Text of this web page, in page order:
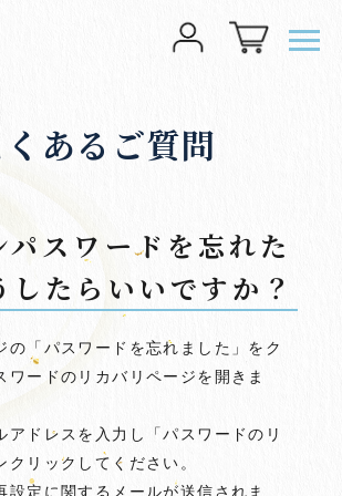
メニ
ログインパスワードを忘れた場合どうしたらい
くあるご質問
パスワードを忘れた
したらいいですか？
の「パスワードを忘れました」をク
ワードのリカバリページを開きま
アドレスを入力し「パスワードのリ
クリックしてください。
設定に関するメールが送信されま